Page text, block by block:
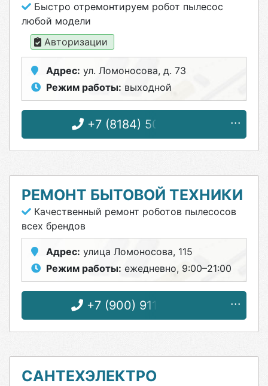
Быстро отремонтируем робот пылесос
любой модели
Авторизации
Адрес: ул. Ломоносова, д. 73
Режим работы: выходной
+7 (8184) 50-15-77
РЕМОНТ БЫТОВОЙ ТЕХНИКИ
Качественный ремонт роботов пылесосов
всех брендов
Адрес: улица Ломоносова, 115
Режим работы: ежедневно, 9:00–21:00
+7 (900) 911-28-60
САНТЕХЭЛЕКТРО